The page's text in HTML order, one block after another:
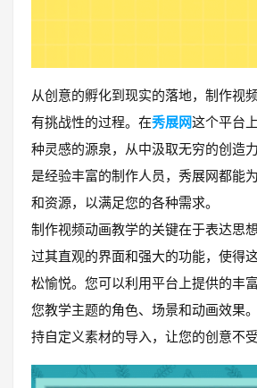
从创意的孵化到现实的落地，制作视
有挑战性的过程。在秀展网这个平台
种灵感的源泉，从中汲取无穷的创造
是经验丰富的制作人员，秀展网都能
和资源，以满足您的各种需求。
制作视频动画教学的关键在于表达思
过其直观的界面和强大的功能，使得
松愉悦。您可以利用平台上提供的丰
您教学主题的角色、场景和动画效果
持自定义素材的导入，让您的创意不受